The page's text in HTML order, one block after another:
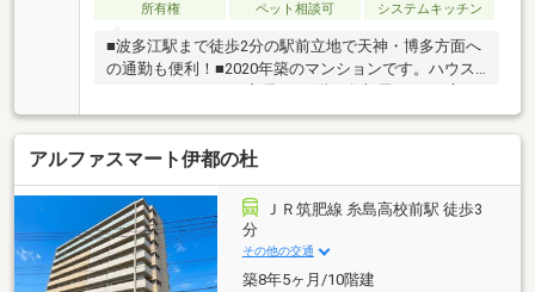
所有権 ペット相談可 システムキッチン
■波多江駅まで徒歩2分の駅前立地で天神・博多方面へ
の通勤も便利！■2020年築のマンションです。ハウス
73.03平米■管理費 8400円、修繕積立金 10220円■食洗
器・浴室乾燥機・追い焚き機能あり■駐車場空き有
（場所により5000円～10000円）■波多江小学校 徒歩5
分、前原東中学校 徒歩32分＊＊＊＊＊＊＊＊物件選び
や住宅ローンのこと、不動産購入のなんでもココハウ
スにお気軽にご相談ください！お客様のマイホーム探
しをスタートからゴールまでお手伝いします
アルファスマート伊都の杜
ＪＲ筑肥線 糸島高校前駅 徒歩3
分
その他の交通
築8年5ヶ月/10階建